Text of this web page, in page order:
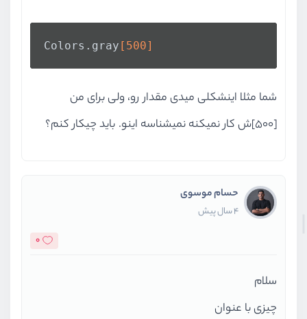
Colors .gray [500]
شما مثلا اینشکلی میدی مقدار رو، ولی برای من
[500]ش کار نمیکنه نمیشناسه اینو. باید چیکار کنم؟
حسام موسوی
4 سال پیش
0
سلام
چیزی با عنوان